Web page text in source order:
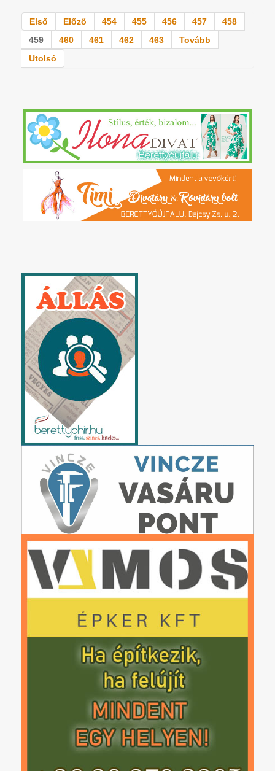
Első Előző 454 455 456 457
458
459
460 461 462 463
Tovább
Utolsó